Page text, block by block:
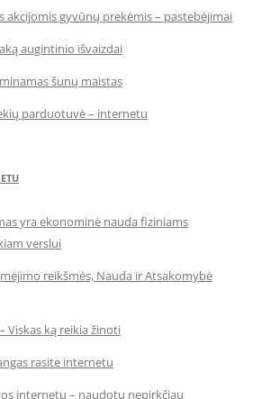
akcijomis gyvūnų prekėmis – pastebėjimai
augintinio išvaizdai
šunų maistas
parduotuvė – internetu
yra ekonominė nauda fiziniams
verslui
reikšmės, Nauda ir Atsakomybė
Viskas ką reikia žinoti
rasite internetu
internetu – naudotų nepirkčiau